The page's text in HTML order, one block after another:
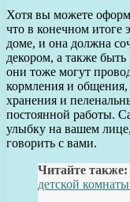
Хотя вы можете
что в конечном итоге
доме, и она должна
декором, а также
они тоже могут
кормления и общения,
хранения и
постоянной работы.
улыбку на вашем
говорить с вами.
Читайте также:
детской